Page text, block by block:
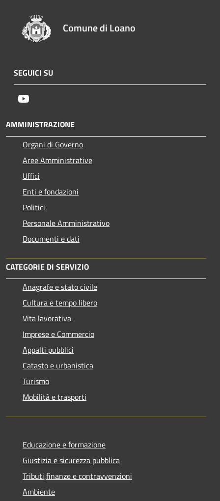
Comune di Loano
SEGUICI SU
AMMINISTRAZIONE
Organi di Governo
Aree Amministrative
Uffici
Enti e fondazioni
Politici
Personale Amministrativo
Documenti e dati
CATEGORIE DI SERVIZIO
Anagrafe e stato civile
Cultura e tempo libero
Vita lavorativa
Imprese e Commercio
Appalti pubblici
Catasto e urbanistica
Turismo
Mobilità e trasporti
Educazione e formazione
Giustizia e sicurezza pubblica
Tributi,finanze e contravvenzioni
Ambiente